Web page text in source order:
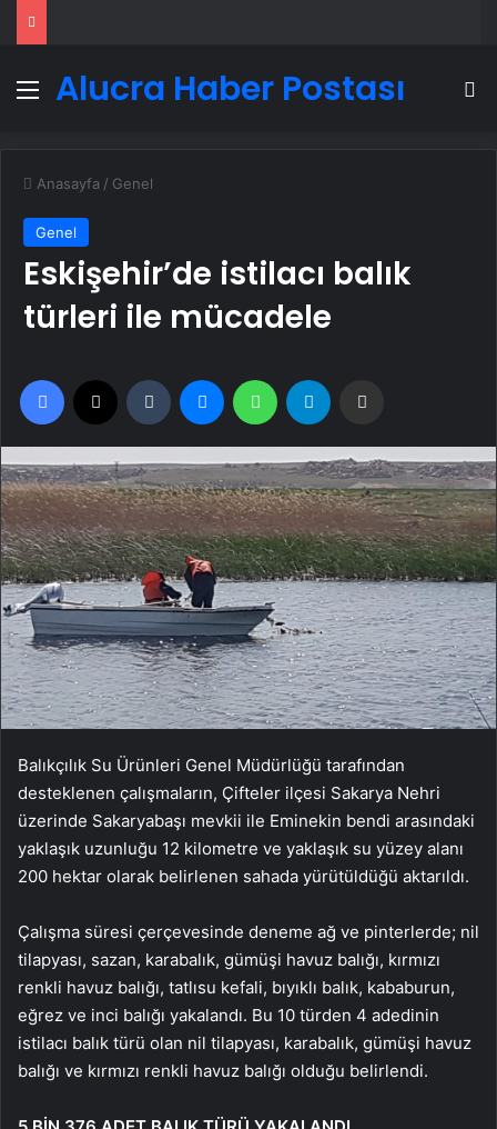
MenüAlucra Haber Postası
Anasayfa / Genel
Genel
Eskişehir’de istilacı balık
türleri ile mücadele
Facebook Tumblr MessengerWhatsApp
Balıkçılık Su Ürünleri Genel Müdürlüğü tarafından
desteklenen çalışmaların, Çifteler ilçesi Sakarya Nehri
üzerinde Sakaryabaşı mevkii ile Eminekin bendi arasındaki
yaklaşık uzunluğu 12 kilometre ve yaklaşık su yüzey alanı
200 hektar olarak belirlenen sahada yürütüldüğü aktarıldı.
Çalışma süresi çerçevesinde deneme ağ ve pinterlerde; nil
tilapyası, sazan, karabalık, gümüşi havuz balığı, kırmızı
renkli havuz balığı, tatlısu kefali, bıyıklı balık, kababurun,
eğrez ve inci balığı yakalandı. Bu 10 türden 4 adedinin
istilacı balık türü olan nil tilapyası, karabalık, gümüşi havuz
balığı ve kırmızı renkli havuz balığı olduğu belirlendi.